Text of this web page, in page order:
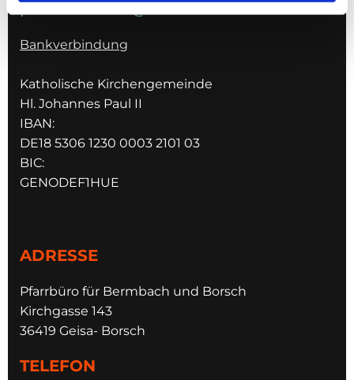
pfarrei.schleid@bistum-fulda.de
Bankverbindung
Katholische Kirchengemeinde
Hl. Johannes Paul II
IBAN:
DE18 5306 1230 0003 2101 03
BIC:
GENODEF1HUE
ADRESSE
Pfarrbüro für Bermbach und Borsch
Kirchgasse 143
36419 Geisa- Borsch
TELEFON